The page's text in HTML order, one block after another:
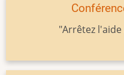
"Arrêtez